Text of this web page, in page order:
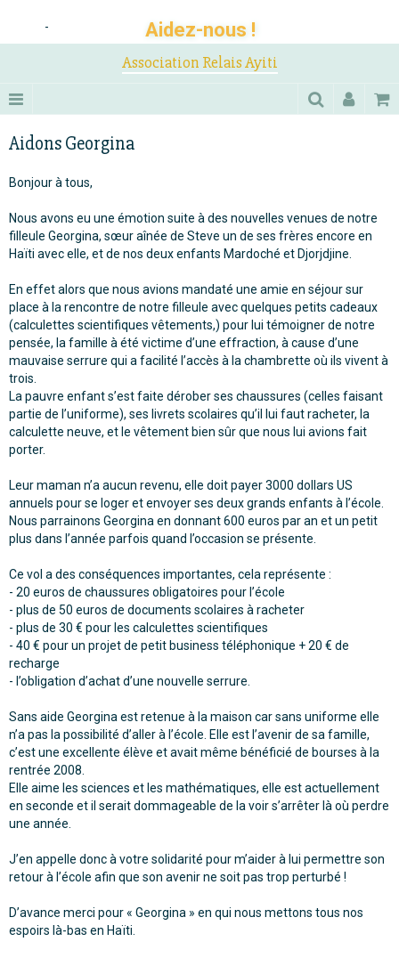
Aidez-nous !
-
Association Relais Ayiti
Aidons Georgina
Bonjour à tous,
Nous avons eu une émotion suite à des nouvelles venues de notre
filleule Georgina, sœur aînée de Steve un de ses frères encore en
Haïti avec elle, et de nos deux enfants Mardoché et Djorjdjine.
En effet alors que nous avions mandaté une amie en séjour sur
place à la rencontre de notre filleule avec quelques petits cadeaux
(calculettes scientifiques vêtements,) pour lui témoigner de notre
pensée, la famille à été victime d’une effraction, à cause d’une
mauvaise serrure qui a facilité l’accès à la chambrette où ils vivent à
trois.
La pauvre enfant s’est faite dérober ses chaussures (celles faisant
partie de l’uniforme), ses livrets scolaires qu’il lui faut racheter, la
calculette neuve, et le vêtement bien sûr que nous lui avions fait
porter.
Leur maman n’a aucun revenu, elle doit payer 3000 dollars US
annuels pour se loger et envoyer ses deux grands enfants à l’école.
Nous parrainons Georgina en donnant 600 euros par an et un petit
plus dans l’année parfois quand l’occasion se présente.
Ce vol a des conséquences importantes, cela représente :
- 20 euros de chaussures obligatoires pour l’école
- plus de 50 euros de documents scolaires à racheter
- plus de 30 € pour les calculettes scientifiques
- 40 € pour un projet de petit business téléphonique + 20 € de
recharge
- l’obligation d’achat d’une nouvelle serrure.
Sans aide Georgina est retenue à la maison car sans uniforme elle
n’a pas la possibilité d’aller à l’école. Elle est l’avenir de sa famille,
c’est une excellente élève et avait même bénéficié de bourses à la
rentrée 2008.
Elle aime les sciences et les mathématiques, elle est actuellement
en seconde et il serait dommageable de la voir s’arrêter là où perdre
une année.
J’en appelle donc à votre solidarité pour m’aider à lui permettre son
retour à l’école afin que son avenir ne soit pas trop perturbé !
D’avance merci pour « Georgina » en qui nous mettons tous nos
espoirs là-bas en Haïti.